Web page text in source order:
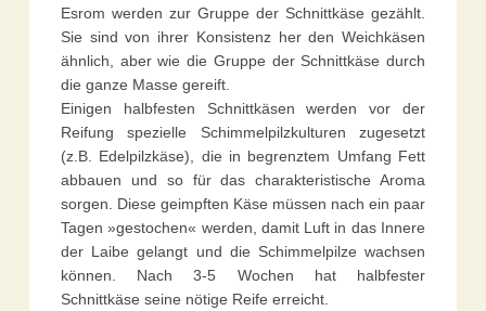
Esrom werden zur Gruppe der Schnittkäse gezählt.
Sie sind von ihrer Konsistenz her den Weichkäsen
ähnlich, aber wie die Gruppe der Schnittkäse durch
die ganze Masse gereift.
Einigen halbfesten Schnittkäsen werden vor der
Reifung spezielle Schimmelpilzkulturen zugesetzt
(z.B. Edelpilzkäse), die in begrenztem Umfang Fett
abbauen und so für das charakteristische Aroma
sorgen. Diese geimpften Käse müssen nach ein paar
Tagen »gestochen« werden, damit Luft in das Innere
der Laibe gelangt und die Schimmelpilze wachsen
können. Nach 3-5 Wochen hat halbfester
Schnittkäse seine nötige Reife erreicht.